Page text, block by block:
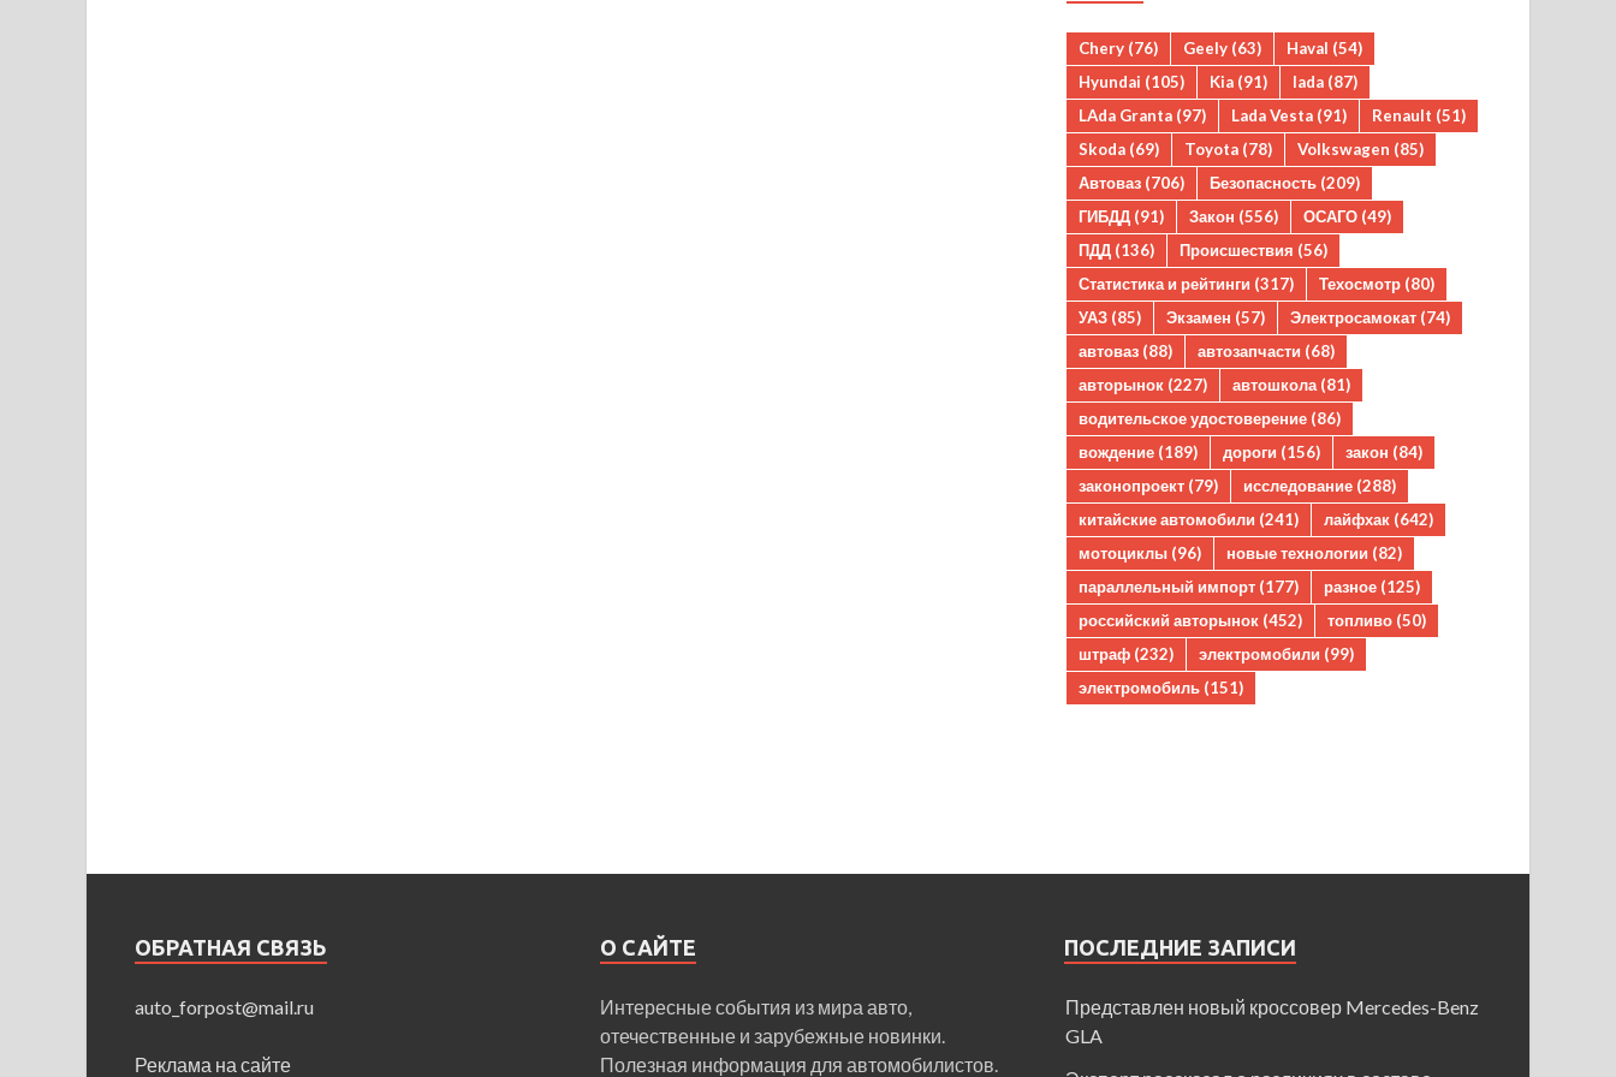
Chery (76) Geely (63) Haval (54)
Hyundai (105) Kia (91) lada (87)
LAda Granta (97) Lada Vesta (91) Renault (51)
Skoda (69) Toyota (78) Volkswagen (85)
Автоваз (706) Безопасность (209)
ГИБДД (91) Закон (556) ОСАГО (49)
ПДД (136) Происшествия (56)
Статистика и рейтинги (317) Техосмотр (80)
УАЗ (85) Экзамен (57) Электросамокат (74)
автоваз (88) автозапчасти (68)
авторынок (227) автошкола (81)
водительское удостоверение (86)
вождение (189) дороги (156) закон (84)
законопроект (79) исследование (288)
китайские автомобили (241) лайфхак (642)
мотоциклы (96) новые технологии (82)
параллельный импорт (177) разное (125)
российский авторынок (452) топливо (50)
штраф (232) электромобили (99)
электромобиль (151)
ОБРАТНАЯ СВЯЗЬ
auto_forpost@mail.ru
Реклама на сайте
О САЙТЕ
Интересные события из мира авто,
отечественные и зарубежные новинки.
Полезная информация для автомобилистов.
ПОСЛЕДНИЕ ЗАПИСИ
Представлен новый кроссовер Mercedes-Benz
GLA